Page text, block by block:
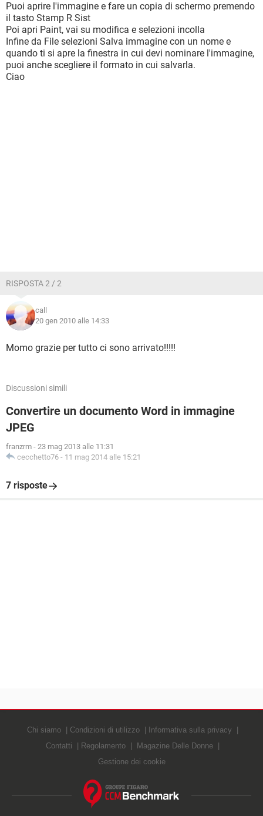
Puoi aprire l'immagine e fare un copia di schermo premendo
il tasto Stamp R Sist
Poi apri Paint, vai su modifica e selezioni incolla
Infine da File selezioni Salva immagine con un nome e
quando ti si apre la finestra in cui devi nominare l'immagine,
puoi anche scegliere il formato in cui salvarla.
Ciao
RISPOSTA 2 / 2
call
20 gen 2010 alle 14:33
Momo grazie per tutto ci sono arrivato!!!!!
Discussioni simili
Convertire un documento Word in immagine
JPEG
franzrm - 23 mag 2013 alle 11:31
cecchetto76 - 11 mag 2014 alle 15:21
7 risposte
Chi siamo Condizioni di utilizzo
Informativa sulla privacy
Contatti
Regolamento
Magazine Delle Donne
Gestione dei cookie